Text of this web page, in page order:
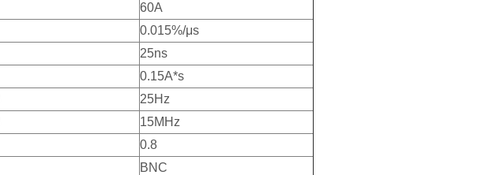
60A
0.015%/μs
25ns
0.15A*s
25Hz
15MHz
0.8
BNC